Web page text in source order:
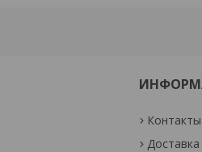
Контакты